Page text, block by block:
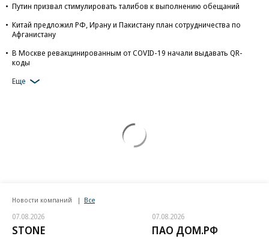
Путин призвал стимулировать талибов к выполнению обещаний
Китай предложил РФ, Ирану и Пакистану план сотрудничества по
Афганистану
В Москве ревакцинированным от COVID-19 начали выдавать QR-
коды
Еще
Новости компаний Все
07.08.2026
STONE
07.08.2026
ПАО ДОМ.РФ